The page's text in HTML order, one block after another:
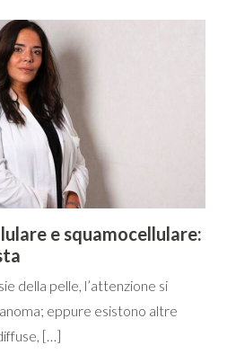
e squamocellulare:
della pelle, l’attenzione si
eppure esistono altre
[…]